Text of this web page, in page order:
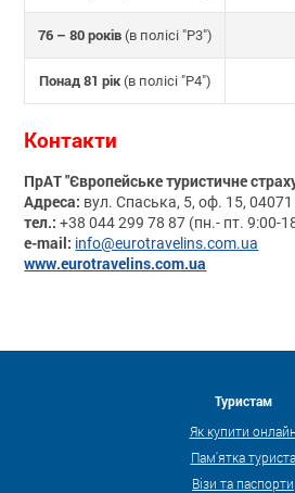
76 – 80 років(в полісі "P3")
Понад 81 рік(в полісі "P4")
Контакти
ПрАТ "Європейське туристичне
Адреса: вул. Спаська, 5, оф. 15, 04071
тел.: +38 044 299 78 87 (пн.- пт. 9:00-
e-mail: info@eurotravelins.com.ua
www.eurotravelins.com.ua
Туристам
Як купити онлайн
Пам'ятка туриста
Візи та паспорти